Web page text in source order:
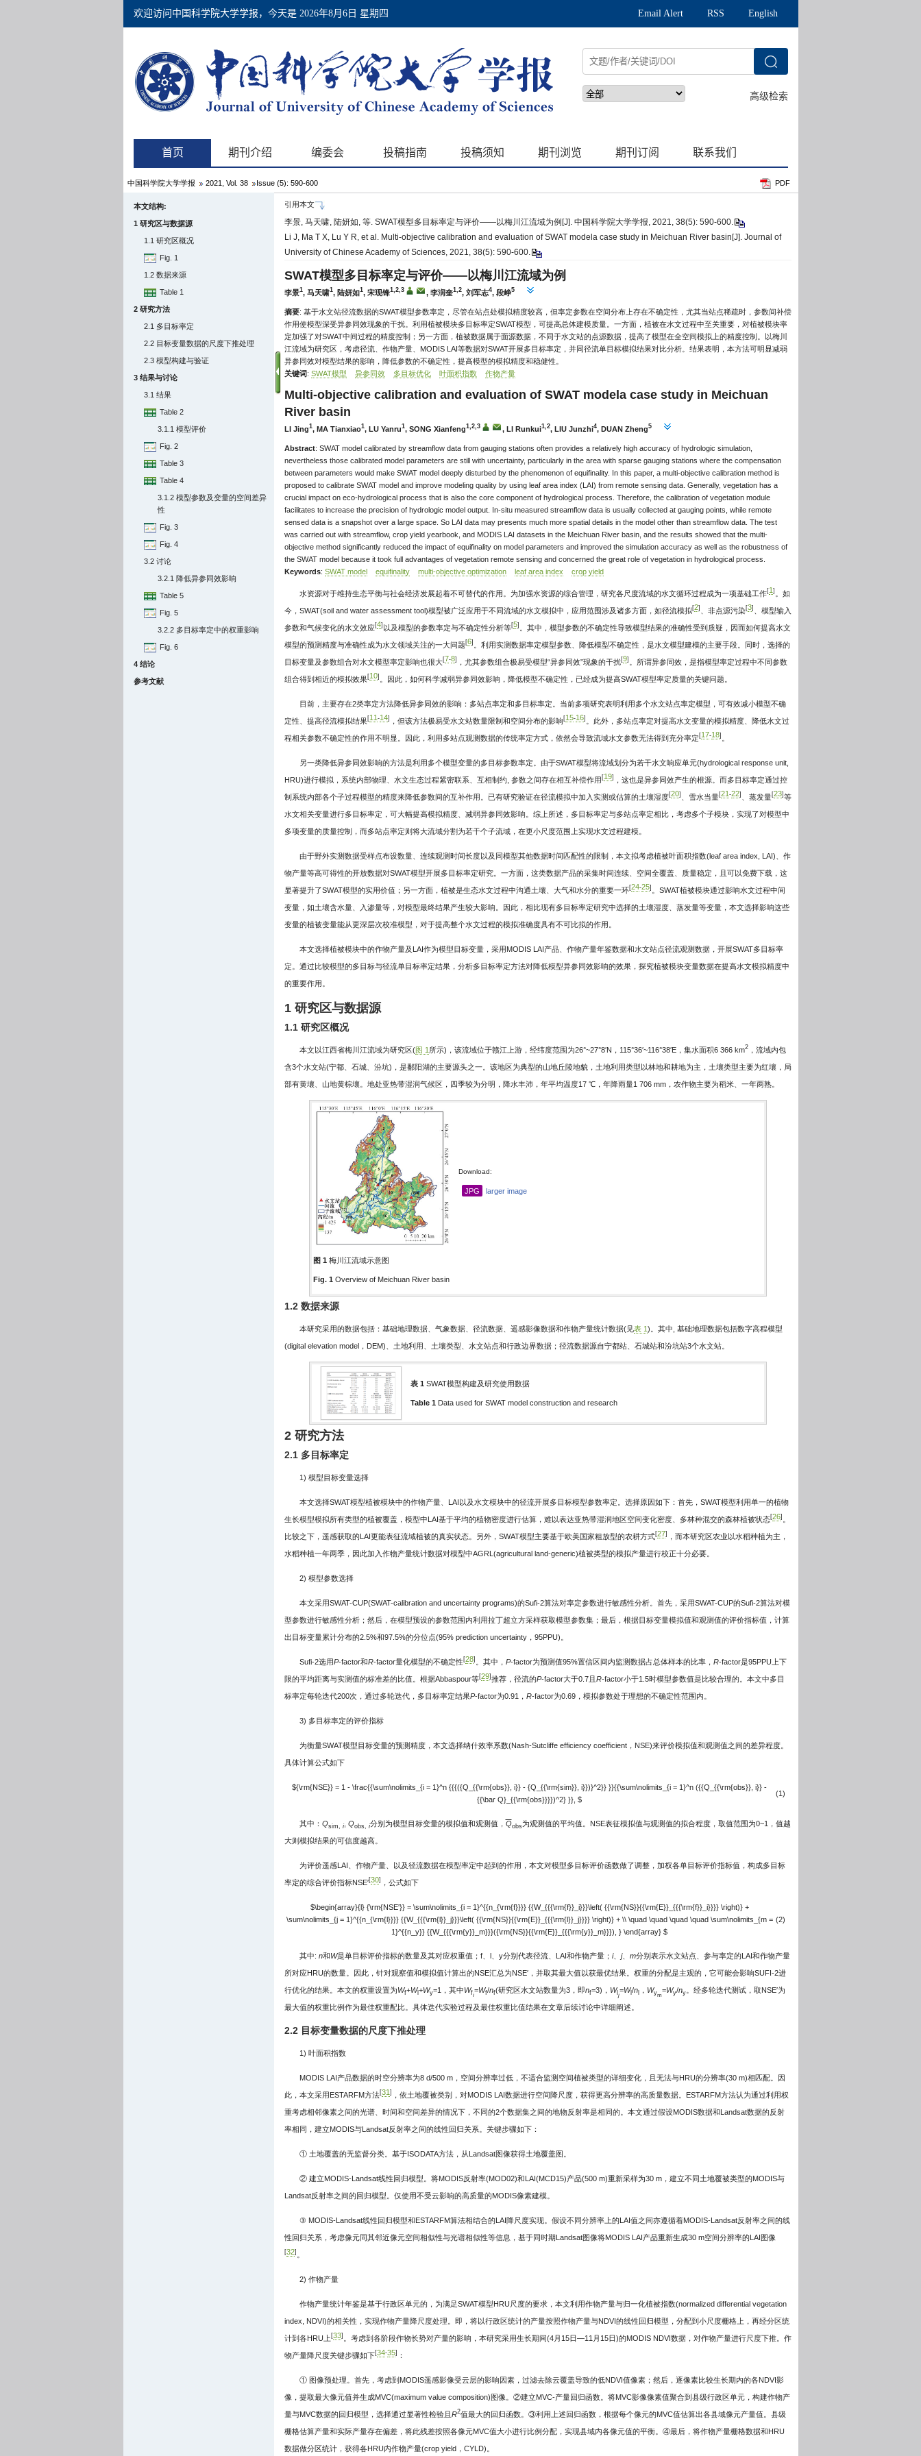
中国科学院大学学报 2021, Vol. 38 Issue (5): 590-600 PDF
本文结构:
1 研究区与数据源
1.1 研究区概况
Fig. 1
1.2 数据来源
Table 1
2 研究方法
2.1 多目标率定
2.2 目标变量数据的尺度下推处理
2.3 模型构建与验证
3 结果与讨论
3.1 结果
Table 2
3.1.1 模型评价
Fig. 2
Table 3
Table 4
3.1.2 模型参数及变量的空间差异
性
Fig. 3
Fig. 4
3.2 讨论
3.2.1 降低异参同效影响
Table 5
Fig. 5
3.2.2 多目标率定中的权重影响
Fig. 6
4 结论
参考文献
引用本文
李景, 马天啸, 陆妍如, 等. SWAT模型多目标率定与评价——以梅川江流域为例[J]. 中国科学院大学学报, 2021, 38(5): 590-600.
Li J, Ma T X, Lu Y R, et al. Multi-objective calibration and evaluation of SWAT modela case study in Meichuan River basin[J]. Journal of
University of Chinese Academy of Sciences, 2021, 38(5): 590-600.
SWAT模型多目标率定与评价——以梅川江流域为例
李景1, 马天啸1, 陆妍如1, 宋现锋1,2,3 , 李润奎1,2, 刘军志4, 段峥5
摘要: 基于水文站径流数据的SWAT模型参数率定，尽管在站点处模拟精度较高，但率定参数在空间分布上存在不确定性，尤其当站点稀疏时，参数间补偿
作用使模型深受异参同效现象的干扰。利用植被模块多目标率定SWAT模型，可提高总体建模质量。一方面，植被在水文过程中至关重要，对植被模块率
定加强了对SWAT中间过程的精度控制；另一方面，植被数据属于面源数据，不同于水文站的点源数据，提高了模型在全空间模拟上的精度控制。以梅川
江流域为研究区，考虑径流、作物产量、MODIS LAI等数据对SWAT开展多目标率定，并同径流单目标模拟结果对比分析。结果表明，本方法可明显减弱
异参同效对模型结果的影响，降低参数的不确定性，提高模型的模拟精度和稳健性。
关键词 : SWAT模型 异参同效 多目标优化 叶面积指数 作物产量
Multi-objective calibration and evaluation of SWAT modela case study in Meichuan
River basin
LI Jing1, MA Tianxiao1, LU Yanru1, SONG Xianfeng1,2,3 , LI Runkui1,2, LIU Junzhi4, DUAN Zheng5
Abstract: SWAT model calibrated by streamflow data from gauging stations often provides a relatively high accuracy of hydrologic simulation,
nevertheless those calibrated model parameters are still with uncertainty, particularly in the area with sparse gauging stations where the compensation
between parameters would make SWAT model deeply disturbed by the phenomenon of equifinality. In this paper, a multi-objective calibration method is
proposed to calibrate SWAT model and improve modeling quality by using leaf area index (LAI) from remote sensing data. Generally, vegetation has a
crucial impact on eco-hydrological process that is also the core component of hydrological process. Therefore, the calibration of vegetation module
facilitates to increase the precision of hydrologic model output. In-situ measured streamflow data is usually collected at gauging points, while remote
sensed data is a snapshot over a large space. So LAI data may presents much more spatial details in the model other than streamflow data. The test
was carried out with streamflow, crop yield yearbook, and MODIS LAI datasets in the Meichuan River basin, and the results showed that the multi-
objective method significantly reduced the impact of equifinality on model parameters and improved the simulation accuracy as well as the robustness of
the SWAT model because it took full advantages of vegetation remote sensing and concerned the great role of vegetation in hydrological process.
Keywords: SWAT model equifinality multi-objective optimization leaf area index crop yield
水资源对于维持生态平衡与社会经济发展起着不可替代的作用。为加强水资源的综合管理，研究各尺度流域的水文循环过程成为一项基础工作[ 1] 。如
今，SWAT(soil and water assessment tool)模型被广泛应用于不同流域的水文模拟中，应用范围涉及诸多方面，如径流模拟 2] 、非点源污染[ 3] 、模型输入
参数和气候变化的水文效应[ 4] 以及模型的参数率定与不确定性分析等[ 5] 。其中，模型参数的不确定性导致模型结果的准确性受到质疑，因而如何提高水文
模型的预测精度与准确性成为水文领域关注的一大问题 6] 。利用实测数据率定模型参数、降低模型不确定性，是水文模型建模的主要手段。同时，选择的
目标变量及参数组合对水文模型率定影响也很大[ 7-8] ，尤其参数组合极易受模型“异参同效”现象的干扰[ 9] 。所谓异参同效，是指模型率定过程中不同参数
组合得到相近的模拟效果 10] 。因此，如何科学减弱异参同效影响，降低模型不确定性，已经成为提高SWAT模型率定质量的关键问题。
目前，主要存在2类率定方法降低异参同效的影响：多站点率定和多目标率定。当前多项研究表明利用多个水文站点率定模型，可有效减小模型不确
定性、提高径流模拟结果 11-14] ，但该方法极易受水文站数量限制和空间分布的影响 15-16] 。此外，多站点率定对提高水文变量的模拟精度、降低水文过
程相关参数不确定性的作用不明显。因此，利用多站点观测数据的传统率定方式，依然会导致流域水文参数无法得到充分率定 17-18]
另一类降低异参同效影响的方法是利用多个模型变量的多目标参数率定。由于SWAT模型将流域划分为若干水文响应单元(hydrological response unit,
HRU)进行模拟，系统内部物理、水文生态过程紧密联系、互相制约, 参数之间存在相互补偿作用 19] ，这也是异参同效产生的根源。而多目标率定通过控
制系统内部各个子过程模型的精度来降低参数间的互补作用。已有研究验证在径流模拟中加入实测或估算的土壤湿度[ 20] 、雪水当量[ 21-22] 、蒸发量[ 23] 等
水文相关变量进行多目标率定，可大幅提高模拟精度、减弱异参同效影响。综上所述，多目标率定与多站点率定相比，考虑多个子模块，实现了对模型中
多项变量的质量控制，而多站点率定则将大流域分割为若干个子流域，在更小尺度范围上实现水文过程建模。
由于野外实测数据受样点布设数量、连续观测时间长度以及同模型其他数据时间匹配性的限制，本文拟考虑植被叶面积指数(leaf area index, LAI)、作
物产量等高可得性的开放数据对SWAT模型开展多目标率定研究。一方面，这类数据产品的采集时间连续、空间全覆盖、质量稳定，且可以免费下载，这
显著提升了SWAT模型的实用价值；另一方面，植被是生态水文过程中沟通土壤、大气和水分的重要一环[ 24-25] 。SWAT植被模块通过影响水文过程中间
变量，如土壤含水量、入渗量等，对模型最终结果产生较大影响。因此，相比现有多目标率定研究中选择的土壤湿度、蒸发量等变量，本文选择影响这些
变量的植被变量能从更深层次校准模型，对于提高整个水文过程的模拟准确度具有不可比拟的作用。
本文选择植被模块中的作物产量及LAI作为模型目标变量，采用MODIS LAI产品、作物产量年鉴数据和水文站点径流观测数据，开展SWAT多目标率
定。通过比较模型的多目标与径流单目标率定结果，分析多目标率定方法对降低模型异参同效影响的效果，探究植被模块变量数据在提高水文模拟精度中
的重要作用。
1 研究区与数据源
1.1 研究区概况
本文以江西省梅川江流域为研究区(图 1 所示)，该流域位于赣江上游，经纬度范围为26°~27°8′N，115°36′~116°38′E，集水面积6 366 km2，流域内包
含3个水文站(宁都、石城、汾坑)，是鄱阳湖的主要源头之一。该地区为典型的山地丘陵地貌，土地利用类型以林地和耕地为主，土壤类型主要为红壤，局
部有黄壤、山地黄棕壤。地处亚热带湿润气候区，四季较为分明，降水丰沛，年平均温度17 ℃，年降雨量1 706 mm，农作物主要为稻米、一年两熟。
Download:
JPG larger image
图 1 梅川江流域示意图
Fig. 1 Overview of Meichuan River basin
1.2 数据来源
本研究采用的数据包括：基础地理数据、气象数据、径流数据、遥感影像数据和作物产量统计数据(见表 1)。其中, 基础地理数据包括数字高程模型
(digital elevation model，DEM)、土地利用、土壤类型、水文站点和行政边界数据；径流数据源自宁都站、石城站和汾坑站3个水文站。
表 1 SWAT模型构建及研究使用数据
Table 1 Data used for SWAT model construction and research
2 研究方法
2.1 多目标率定
1) 模型目标变量选择
本文选择SWAT模型植被模块中的作物产量、LAI以及水文模块中的径流开展多目标模型参数率定。选择原因如下：首先，SWAT模型利用单一的植物
生长模型模拟所有类型的植被覆盖，模型中LAI基于平均的植物密度进行估算，难以表达亚热带湿润地区空间变化密度、多林种混交的森林植被状态[ 26]
比较之下，遥感获取的LAI更能表征流域植被的真实状态。另外，SWAT模型主要基于欧美国家粗放型的农耕方式[ 27] ，而本研究区农业以水稻种植为主，
水稻种植一年两季，因此加入作物产量统计数据对模型中AGRL(agricultural land-generic)植被类型的模拟产量进行校正十分必要。
2) 模型参数选择
本文采用SWAT-CUP(SWAT-calibration and uncertainty programs)的Sufi-2算法对率定参数进行敏感性分析。首先，采用SWAT-CUP的Sufi-2算法对模
型参数进行敏感性分析；然后，在模型预设的参数范围内利用拉丁超立方采样获取模型参数集；最后，根据目标变量模拟值和观测值的评价指标值，计算
出目标变量累计分布的2.5%和97.5%的分位点(95% prediction uncertainty，95PPU)。
Sufi-2选用P-factor和R-factor量化模型的不确定性 28] 。其中， P-factor为预测值95%置信区间内监测数据占总体样本的比率， R-factor是95PPU上下
限的平均距离与实测值的标准差的比值。根据Abbaspour等[ 29] 推荐，径流的P-factor大于0.7且 R-factor小于1.5时模型参数值是比较合理的。本文中多目
标率定每轮迭代200次，通过多轮迭代，多目标率定结果P-factor为0.91， R-factor为0.69，模拟参数处于理想的不确定性范围内。
3) 多目标率定的评价指标
为衡量SWAT模型目标变量的预测精度，本文选择纳什效率系数(Nash-Sutcliffe efficiency coefficient，NSE)来评价模拟值和观测值之间的差异程度。
具体计算公式如下
${\rm{NSE}} = 1 - \frac{{\sum\nolimits_{i = 1}^n {{{({Q_{{\rm{obs}}, i}} - {Q_{{\rm{sim}}, i}})}^2}} }}{{\sum\nolimits_{i = 1}^n ({{Q_{{\rm{obs}}, i}} -
{{\bar Q}_{{\rm{obs}}}})^2} }}, $
(1)
其中： Qsim, i, Qobs, i分别为模型目标变量的模拟值和观测值， Qobs为观测值的平均值。NSE表征模拟值与观测值的拟合程度，取值范围为0~1，值越
大则模拟结果的可信度越高。
为评价遥感LAI、作物产量、以及径流数据在模型率定中起到的作用，本文对模型多目标评价函数做了调整，加权各单目标评价指标值，构成多目标
率定的综合评价指标NSE′[ 30] ，公式如下
$\begin{array}{l} {\rm{NSE'}} = \sum\nolimits_{i = 1}^{{n_{\rm{f}}}} {{W_{{{\rm{f}}_i}}}\left( {{\rm{NS}}{{\rm{E}}_{{{\rm{f}}_i}}}} \right)} +
\sum\nolimits_{j = 1}^{{n_{\rm{l}}}} {{W_{{{\rm{l}}_j}}}\left( {{\rm{NS}}{{\rm{E}}_{{{\rm{l}}_j}}}} \right)} + \\ \quad \quad \quad \quad \sum\nolimits_{m =
1}^{{n_y}} {{W_{{{\rm{y}}_m}}}({\rm{NS}}{{\rm{E}}_{{{\rm{y}}_m}}}), } \end{array} $
(2)
其中: n和W是单目标评价指标的数量及其对应权重值；f、l、y分别代表径流、LAI和作物产量； i、 j、 m分别表示水文站点、参与率定的LAI和作物产量
所对应HRU的数量。因此，针对观察值和模拟值计算出的NSE汇总为NSE′，并取其最大值以获最优结果。权重的分配是主观的，它可能会影响SUFI-2进
行优化的结果。本文的权重设置为Wf+Wl+Wy=1，其中Wfi
=Wf/nf(研究区水文站数量为3，即nf=3)， Wlj
=Wl/nl， Wym
=Wy/ny。经多轮迭代测试，取NSE′为
最大值的权重比例作为最佳权重配比。具体迭代实验过程及最佳权重比值结果在文章后续讨论中详细阐述。
2.2 目标变量数据的尺度下推处理
1) 叶面积指数
MODIS LAI产品数据的时空分辨率为8 d/500 m，空间分辨率过低，不适合监测空间植被类型的详细变化，且无法与HRU的分辨率(30 m)相匹配。因
此，本文采用ESTARFM方法 31 ，依土地覆被类别，对MODIS LAI数据进行空间降尺度，获得更高分辨率的高质量数据。ESTARFM方法认为通过利用权
重考虑相邻像素之间的光谱、时间和空间差异的情况下，不同的2个数据集之间的地物反射率是相同的。本文通过假设MODIS数据和Landsat数据的反射
率相同，建立MODIS与Landsat反射率之间的线性回归关系。关键步骤如下：
① 土地覆盖的无监督分类。基于ISODATA方法，从Landsat图像获得土地覆盖图。
② 建立MODIS-Landsat线性回归模型。将MODIS反射率(MOD02)和LAI(MCD15)产品(500 m)重新采样为30 m，建立不同土地覆被类型的MODIS与
Landsat反射率之间的回归模型。仅使用不受云影响的高质量的MODIS像素建模。
③ MODIS-Landsat线性回归模型和ESTARFM算法相结合的LAI降尺度实现。假设不同分辨率上的LAI值之间亦遵循着MODIS-Landsat反射率之间的线
性回归关系，考虑像元同其邻近像元空间相似性与光谱相似性等信息，基于同时期Landsat图像将MODIS LAI产品重新生成30 m空间分辨率的LAI图像
32]
2) 作物产量
作物产量统计年鉴是基于行政区单元的，为满足SWAT模型HRU尺度的要求，本文利用作物产量与归一化植被指数(normalized differential vegetation
index, NDVI)的相关性，实现作物产量降尺度处理。即，将以行政区统计的产量按照作物产量与NDVI的线性回归模型，分配到小尺度栅格上，再经分区统
计到各HRU上 33] 。考虑到各阶段作物长势对产量的影响，本研究采用生长期间(4月15日—11月15日)的MODIS NDVI数据，对作物产量进行尺度下推。作
物产量降尺度关键步骤如下[ 34-35] ：
① 图像预处理。首先，考虑到MODIS遥感影像受云层的影响因素，过滤去除云覆盖导致的低NDVI值像素；然后，逐像素比较生长期内的各NDVI影
像，提取最大像元值并生成MVC(maximum value composition)图像。②建立MVC-产量回归函数。将MVC影像像素值聚合到县级行政区单元，构建作物产
量与MVC数据的回归模型，选择通过显著性检验且 R2值最大的回归函数。③利用上述回归函数，根据每个像元的MVC值估算出各县域像元产量值。县级
栅格估算产量和实际产量存在偏差，将此残差按照各像元MVC值大小进行比例分配，实现县域内各像元值的平衡。④最后，将作物产量栅格数据和HRU
数据做分区统计，获得各HRU内作物产量(crop yield，CYLD)。